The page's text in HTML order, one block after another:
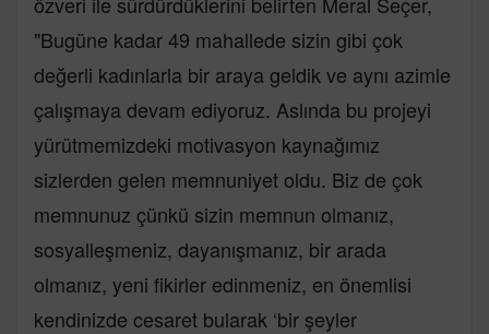
"Bugüne kadar 49 mahallede sizin gibi çok
değerli kadınlarla bir araya geldik ve aynı azimle
çalışmaya devam ediyoruz. Aslında bu projeyi
yürütmemizdeki motivasyon kaynağımız
sizlerden gelen memnuniyet oldu. Biz de çok
memnunuz çünkü sizin memnun olmanız,
sosyalleşmeniz, dayanışmanız, bir arada
olmanız, yeni fikirler edinmeniz, en önemlisi
kendinizde cesaret bularak ‘bir şeyler